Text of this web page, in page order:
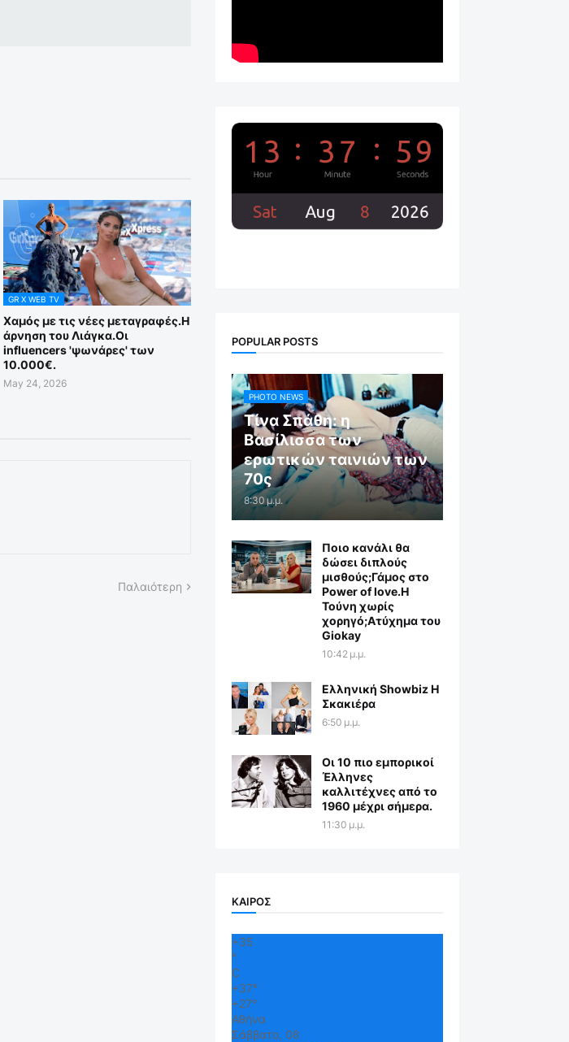
GR X WEB TV
Χαμός με τις νέες μεταγραφές.Η
άρνηση του Λιάγκα.Οι
influencers 'ψωνάρες' των
10.000€.
May 24, 2026
Παλαιότερη
POPULAR POSTS
PHOTO NEWS
Τίνα Σπάθη: η
Βασίλισσα των
ερωτικών ταινιών των
70ς
8:30 μ.μ.
Ποιο κανάλι θα
δώσει διπλούς
μισθούς;Γάμος στο
Power of love.Η
Τούνη χωρίς
χορηγό;Aτύχημα του
Giokay
10:42 μ.μ.
Ελληνική Showbiz Η
Σκακιέρα
6:50 μ.μ.
Οι 10 πιο εμπορικοί
Έλληνες
καλλιτέχνες από το
1960 μέχρι σήμερα.
11:30 μ.μ.
ΚΑΙΡΟΣ
+35
°
C
+37°
+27°
Αθήνα
Σάββατο, 08